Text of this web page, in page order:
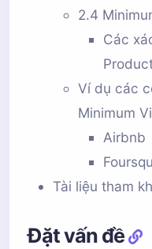
2.4
Các
Ví dụ các
Minimum
Airbnb
Tài liệu tham
Đặt vấn đề